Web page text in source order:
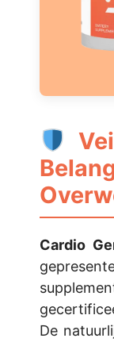
Cardio
De